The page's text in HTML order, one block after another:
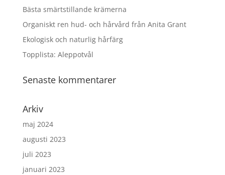
Bästa smärtstillande krämerna
Organiskt ren hud- och hårvård från Anita Grant
Ekologisk och naturlig hårfärg
Topplista: Aleppotvål
Senaste kommentarer
Arkiv
maj 2024
augusti 2023
juli 2023
januari 2023